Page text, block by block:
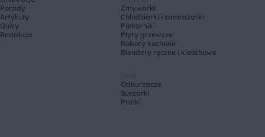
Porady
Artykuły
Quizy
Redakcja
Zmywarki
Chłodziarki i zamrażarki
Piekarniki
Płyty grzewcze
Roboty kuchnne
Blendery ręczne i kielichowe
Odkurzacze
Suszarki
Pralki